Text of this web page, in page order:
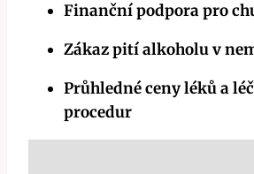
Finanční podpora pro
Zákaz pití alkoholu v
Průhledné ceny léků a
procedur